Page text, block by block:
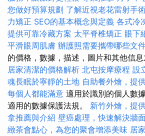
您做好預算規劃 了解近視老花雷射手
力矯正 SEO的基本概念與定義 各式冷
提供可靠冷藏方案 太平脊椎矯正 眼下
平滑眼周肌膚 辦護照需要攜帶哪些文
的價格，數據，描述，圖片和其他信息
居家清潔的價格解析 北屯按摩療程 設
魂長眠於寧靜的土地 自助餐外燴，提
每個人都能滿意 適用於識別的個人數
適用的數據保護法規。 新竹外燴，提
拿推薦與介紹 壁癌處理，快速解決牆
緻茶會點心，為您的聚會增添美味 居